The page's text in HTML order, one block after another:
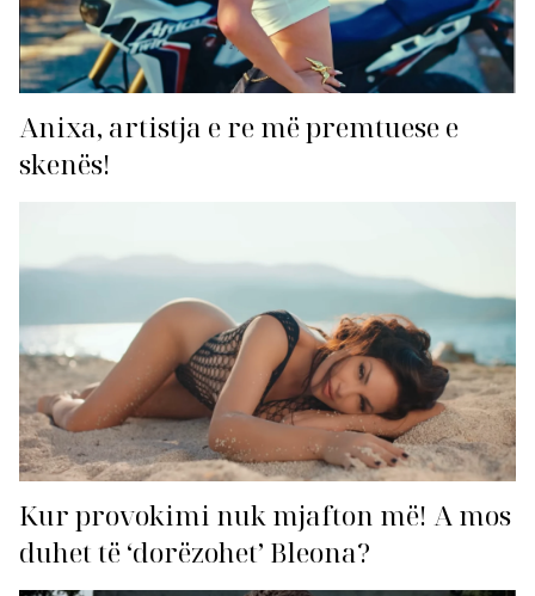
Anixa, artistja e re më premtuese e
skenës!
Kur provokimi nuk mjafton më! A mos
duhet të ‘dorëzohet’ Bleona?